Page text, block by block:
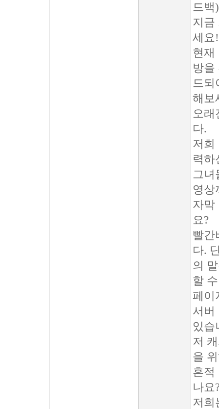
드백)
지금
세요!
현재
방을
드
해보
오래
다.
저희
력하
그녀
영상
자막
요?
빨간
다.
의
할
페이
서버
있습
저
을
흔적
나요
저희